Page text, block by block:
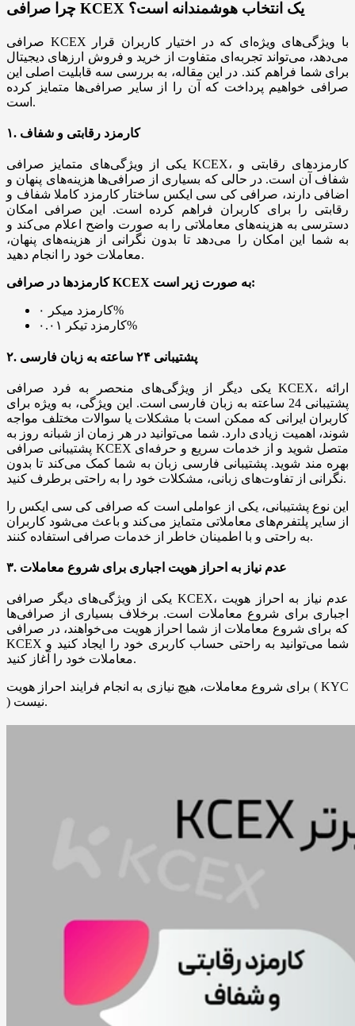
چرا صرافی KCEX یک انتخاب هوشمندانه است؟
صرافی KCEX با ویژگی‌های ویژه‌ای که در اختیار کاربران قرار
می‌دهد، می‌تواند تجربه‌ای متفاوت از خرید و فروش ارزهای دیجیتال
برای شما فراهم کند. در این مقاله، به بررسی سه قابلیت اصلی این
صرافی خواهیم پرداخت که آن را از سایر صرافی‌ها متمایز کرده
است.
۱. کارمزد رقابتی و شفاف
یکی از ویژگی‌های متمایز صرافی KCEX، کارمزدهای رقابتی و
شفاف آن است. در حالی که بسیاری از صرافی‌ها هزینه‌های پنهان و
اضافی دارند، صرافی کی سی ایکس ساختار کارمزد کاملا شفاف و
رقابتی را برای کاربران فراهم کرده است. این صرافی امکان
دسترسی به هزینه‌های معاملاتی را به صورت واضح اعلام می‌کند و
به شما این امکان را می‌دهد تا بدون نگرانی از هزینه‌های پنهان،
معاملات خود را انجام دهید.
کارمزدها در صرافی KCEX به‌ صورت زیر است:
کارمزد میکر ۰%
کارمزد تیکر ۰.۰۱%
۲. پشتیبانی ۲۴ ساعته به زبان فارسی
یکی دیگر از ویژگی‌های منحصر به فرد صرافی KCEX، ارائه
پشتیبانی 24 ساعته به زبان فارسی است. این ویژگی، به ویژه برای
کاربران ایرانی که ممکن است با مشکلات یا سوالات مختلف مواجه
شوند، اهمیت زیادی دارد. شما می‌توانید در هر زمان از شبانه روز به
پشتیبانی صرافی KCEX متصل شوید و از خدمات سریع و حرفه‌ای
بهره مند شوید. پشتیبانی فارسی زبان به شما کمک می‌کند تا بدون
نگرانی از تفاوت‌های زبانی، مشکلات خود را به راحتی برطرف کنید.
این نوع پشتیبانی، یکی از عواملی است که صرافی کی سی ایکس را
از سایر پلتفرم‌های معاملاتی متمایز می‌کند و باعث می‌شود کاربران
به راحتی و با اطمینان خاطر از خدمات صرافی استفاده کنند.
۳. عدم نیاز به احراز هویت اجباری برای شروع معاملات
یکی از ویژگی‌های دیگر صرافی KCEX، عدم نیاز به احراز هویت
اجباری برای شروع معاملات است. برخلاف بسیاری از صرافی‌ها
که برای شروع معاملات از شما احراز هویت می‌خواهند، در صرافی
KCEX شما می‌توانید به راحتی حساب کاربری خود را ایجاد کنید و
معاملات خود را آغاز کنید.
برای شروع معاملات، هیچ نیازی به انجام فرایند احراز هویت ( KYC
) نیست.